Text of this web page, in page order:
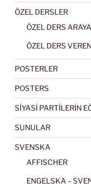
ÖZEL DERSLER
ÖZEL DERS
ÖZEL DERS
POSTERLER
POSTERS
SİYASİ PARTİLERİN
SUNULAR
SVENSKA
AFFISCHER
ENGELSKA –